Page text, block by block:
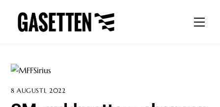
content
8 AUGUSTI, 2022